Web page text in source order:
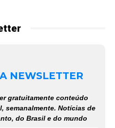
NEWSLETTER
gratuitamente conteúdo
semanalmente. Notícias de
do Brasil e do mundo